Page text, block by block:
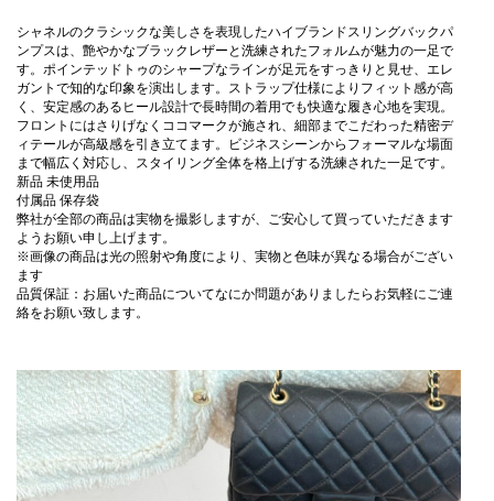
シャネルのクラシックな美しさを表現したハイブランドスリングバックパ
ンプスは、艶やかなブラックレザーと洗練されたフォルムが魅力の一足で
す。ポインテッドトゥのシャープなラインが足元をすっきりと見せ、エレ
ガントで知的な印象を演出します。ストラップ仕様によりフィット感が高
く、安定感のあるヒール設計で長時間の着用でも快適な履き心地を実現。
フロントにはさりげなくココマークが施され、細部までこだわった精密デ
ィテールが高級感を引き立てます。ビジネスシーンからフォーマルな場面
まで幅広く対応し、スタイリング全体を格上げする洗練された一足です。
新品 未使用品
付属品 保存袋
弊社が全部の商品は実物を撮影しますが、ご安心して買っていただきます
ようお願い申し上げます。
※画像の商品は光の照射や角度により、実物と色味が異なる場合がござい
ます
品質保証：お届いた商品についてなにか問題がありましたらお気軽にご連
絡をお願い致します。